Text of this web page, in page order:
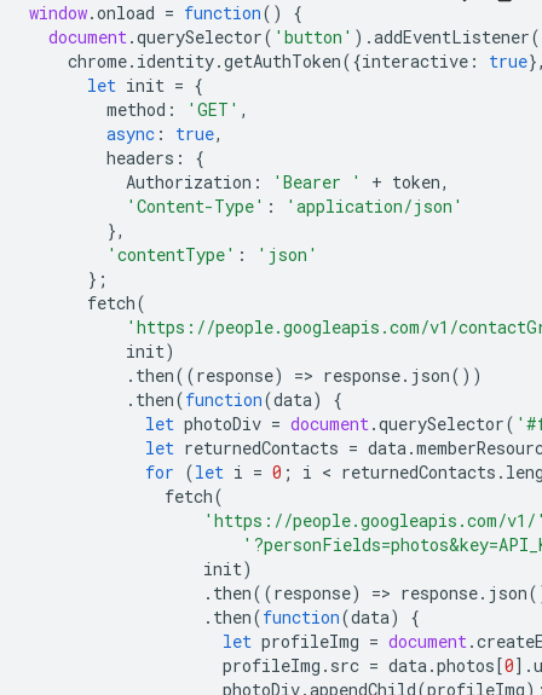
window.onload = function()
{
document.querySelector( 'button' ).addEventListener(
chrome. identity.getAuthToken({interactive : true
let init = {
method : 'GET' ,
async : true,
headers :
{
Authorization : 'Bearer ' + token,
'Content-Type' :
'application/json'
},
'contentType' :
'json'
};
fetch(
'https://people.googleapis.com/v1/
init)
. then((response) => response. json())
. then(function(data)
{
let photoDiv = document.querySelector(
let returnedContacts = data.
for (let i = 0 ; i < returnedContacts .
fetch(
'https://people.googleapis.com/
init)
. then((response) => response. json
. then(function(data)
{
let profileImg = document.
profileImg . src = data.photos [0].
photoDiv.appendChild(profileImg